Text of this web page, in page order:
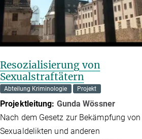
Resozialisierung von
Sexualstraftätern
Abteilung Kriminologie Projekt
Projektleitung: Gunda Wössner
Nach dem Gesetz zur Bekämpfung von
Sexualdelikten und anderen